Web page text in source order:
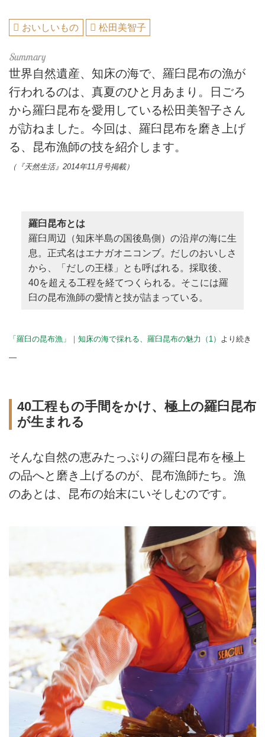
おいしいもの 松田美智子
世界自然遺産、知床の海で、羅臼昆布の漁が
行われるのは、真夏のひと月あまり。日ごろ
から羅臼昆布を愛用している松田美智子さん
が訪ねました。今回は、羅臼昆布を磨き上げ
る、昆布漁師の技を紹介します。
（『天然生活』2014年11月号掲載）
羅臼昆布とは
羅臼周辺（知床半島の国後島側）の沿岸の海に生
息。正式名はエナガオニコンブ。だしのおいしさ
から、「だしの王様」とも呼ばれる。採取後、
40を超える工程を経てつくられる。そこには羅
臼の昆布漁師の愛情と技が詰まっている。
「羅臼の昆布漁」｜知床の海で採れる、羅臼昆布の魅力（1） より続き
—
40工程もの手間をかけ、極上の羅臼昆布
が生まれる
そんな自然の恵みたっぷりの羅臼昆布を極上
の品へと磨き上げるのが、昆布漁師たち。漁
のあとは、昆布の始末にいそしむのです。